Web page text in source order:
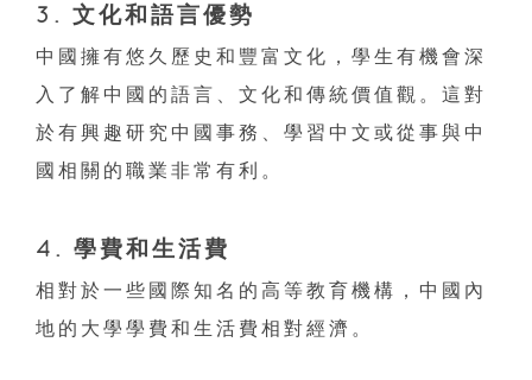
3. 文化和語言優勢
中國擁有悠久歷史和豐富文化，學生有機會深
入了解中國的語言、文化和傳統價值觀。這對
於有興趣研究中國事務、學習中文或從事與中
國相關的職業非常有利。
4. 學費和生活費
相對於一些國際知名的高等教育機構，中國內
地的大學學費和生活費相對經濟。